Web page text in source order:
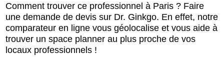
Comment trouver ce professionnel à Paris ? Faire
une demande de devis sur Dr. Ginkgo. En effet, notre
comparateur en ligne vous géolocalise et vous aide à
trouver un space planner au plus proche de vos
locaux professionnels !